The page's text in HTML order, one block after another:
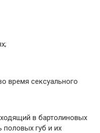
время сексуального
в бартолиновых
половых губ и их